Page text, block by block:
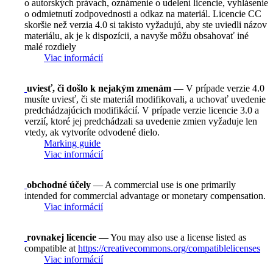
o autorských právach, oznámenie o udelení licencie, vyhlásenie
o odmietnutí zodpovednosti a odkaz na materiál. Licencie CC
skoršie než verzia 4.0 si takisto vyžadujú, aby ste uviedli názov
materiálu, ak je k dispozícii, a navyše môžu obsahovať iné
malé rozdiely
Viac informácií
uviesť, či došlo k nejakým zmenám — V prípade verzie 4.0
musíte uviesť, či ste materiál modifikovali, a uchovať uvedenie
predchádzajúcich modifikácií. V prípade verzie licencie 3.0 a
verzií, ktoré jej predchádzali sa uvedenie zmien vyžaduje len
vtedy, ak vytvoríte odvodené dielo.
Marking guide
Viac informácií
obchodné účely — A commercial use is one primarily
intended for commercial advantage or monetary compensation.
Viac informácií
rovnakej licencie — You may also use a license listed as
compatible at https://creativecommons.org/compatiblelicenses
Viac informácií